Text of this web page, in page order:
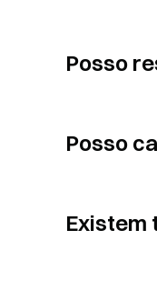
Posso
Posso
Existem